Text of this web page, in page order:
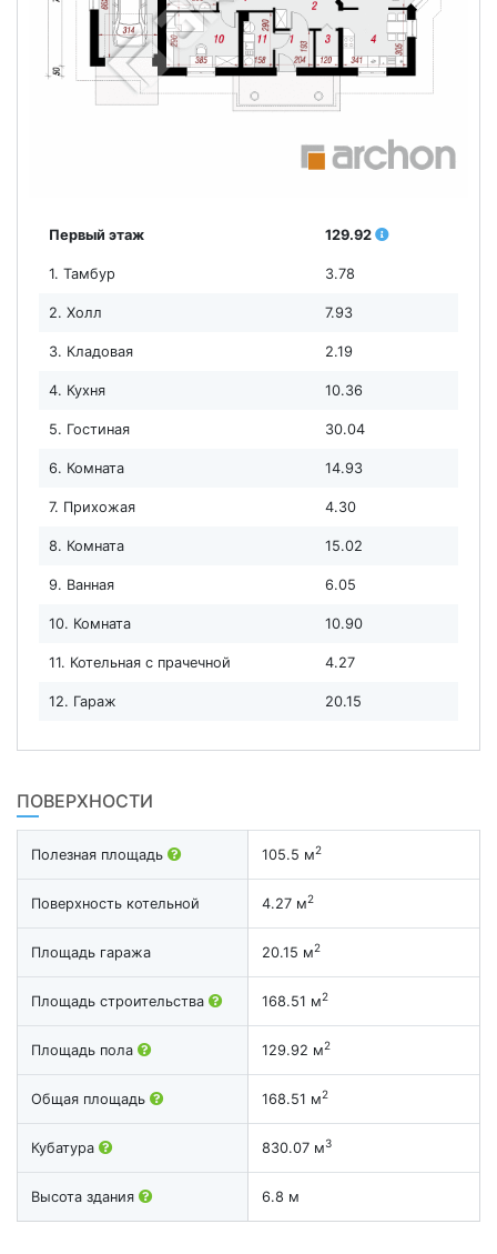
Первый этаж 129.92
1. Тамбур 3.78
2. Холл 7.93
3. Кладовая 2.19
4. Кухня 10.36
5. Гостиная 30.04
6. Комната 14.93
7. Прихожая 4.30
8. Комната 15.02
9. Ванная 6.05
10. Комната 10.90
11. Котельная с прачечной 4.27
12. Гараж 20.15
ПОВЕРХНОСТИ
Полезная площадь 105.5 м2
Поверхность котельной 4.27 м2
Площадь гаража 20.15 м2
Площадь строительства 168.51 м2
Площадь пола 129.92 м2
Общая площадь 168.51 м2
Кубатура 830.07 м3
Высота здания 6.8 м